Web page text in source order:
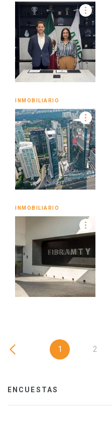
INMOBILIARIO
INMOBILIARIO
1 2
ENCUESTAS